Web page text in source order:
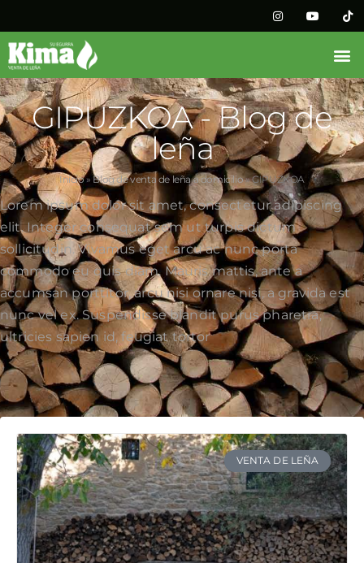
GIPUZKOA - Blog de
leña
Inicio»Blog de venta de leña a domicilio»GIPUZKOA
Lorem ipsum dolor sit amet, consectetur adipiscing
elit. Integer consequat sem ut turpis dictum
sollicitudin. Vivamus eget arcu ac nunc porta
commodo eu quis diam. Mauris mattis, ante a
accumsan porttitor, arcu nisi ornare nisi, a gravida est
nunc vel ex. Suspendisse blandit purus pharetra,
ultricies sapien id, feugiat tortor
VENTA DE LEÑA